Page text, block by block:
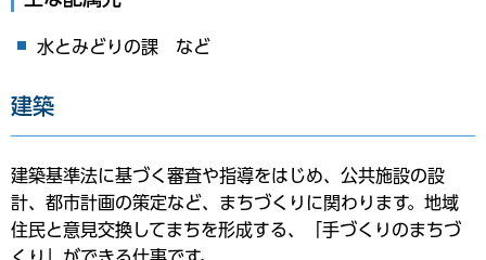
水とみどりの課 など
建築
建築基準法に基づく審査や指導をはじめ、公共施設の設
計、都市計画の策定など、まちづくりに関わります。地域
住民と意見交換してまちを形成する、「手づくりのまちづ